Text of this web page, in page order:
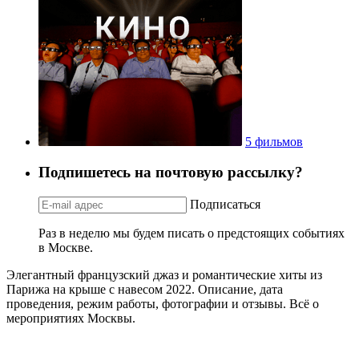
5 фильмов
Подпишетесь на почтовую рассылку?
Подписаться
Раз в неделю мы будем писать о предстоящих событиях
в Москве.
Элегантный французский джаз и романтические хиты из
Парижа на крыше с навесом 2022. Описание, дата
проведения, режим работы, фотографии и отзывы. Всё о
мероприятиях Москвы.